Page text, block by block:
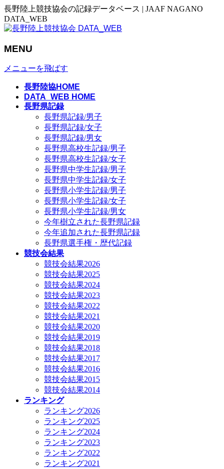
長野陸上競技協会の記録データベース | JAAF NAGANO
DATA_WEB
MENU
メニューを飛ばす
長野陸協HOME
DATA_WEB HOME
長野県記録
長野県記録/男子
長野県記録/女子
長野県記録/男女
長野県高校生記録/男子
長野県高校生記録/女子
長野県中学生記録/男子
長野県中学生記録/女子
長野県小学生記録/男子
長野県小学生記録/女子
長野県小学生記録/男女
今年樹立された長野県記録
今年追加された長野県記録
長野県選手権・歴代記録
競技会結果
競技会結果2026
競技会結果2025
競技会結果2024
競技会結果2023
競技会結果2022
競技会結果2021
競技会結果2020
競技会結果2019
競技会結果2018
競技会結果2017
競技会結果2016
競技会結果2015
競技会結果2014
ランキング
ランキング2026
ランキング2025
ランキング2024
ランキング2023
ランキング2022
ランキング2021